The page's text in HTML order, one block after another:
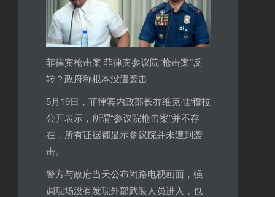
菲律宾枪击案 菲律宾参议院“枪击案”反
转？政府称根本没遭袭击
5月19日，菲律宾内政部长乔维克·雷穆拉
公开表示，所谓“参议院枪击案”并不存
在，所有证据都显示参议院并未遭到袭
击。
警方与政府当天公布闭路电视画面，强
调现场没有发现外部武装人员进入，也